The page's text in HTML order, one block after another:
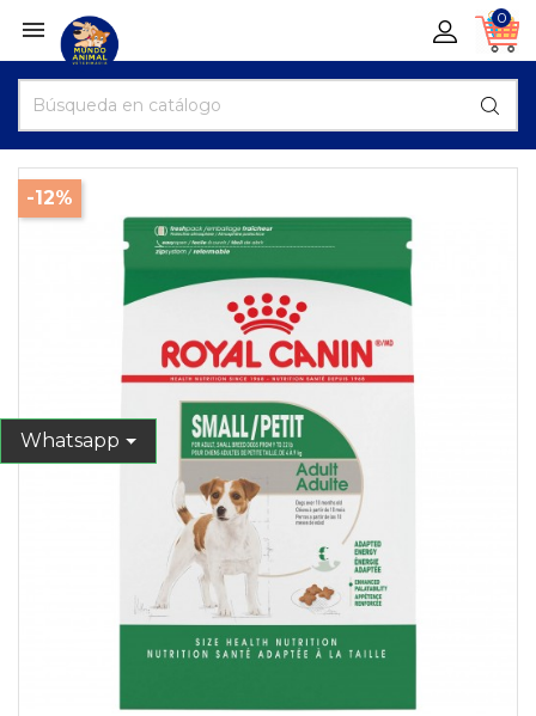
 0
-12%
Whatsapp